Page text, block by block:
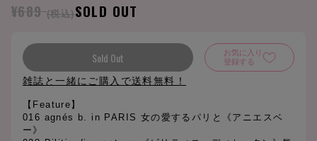
¥689 (税込)SOLD OUT
Sold Out
お気に入り
登録する
雑誌と一緒にご購入で送料無料！
【Feature】
016 agnés b. in PARIS 女の愛するパリと《アニエスベ
ー》